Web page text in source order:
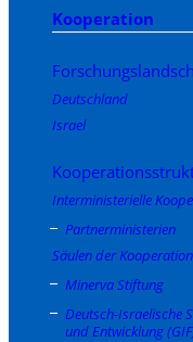
Kooperation
Deutschland
Israel
Interministerielle
Partnerministerien
Säulen der
Minerva Stiftung
Deutsch-Israelische
und Entwicklung